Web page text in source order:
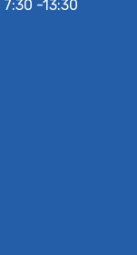
7:30 -13:30